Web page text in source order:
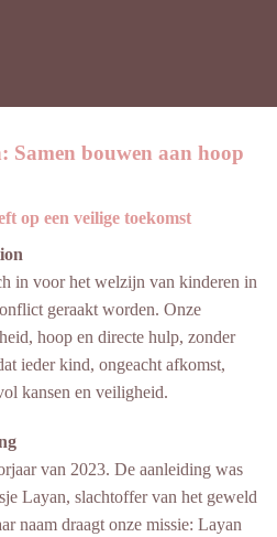
Samen bouwen aan hoop
op een veilige toekomst
in voor het welzijn van kinderen in
geraakt worden. Onze
hoop en directe hulp, zonder
ieder kind, ongeacht afkomst,
kansen en veiligheid.
van 2023. De aanleiding was
Layan, slachtoffer van het geweld
naam draagt onze missie: Layan